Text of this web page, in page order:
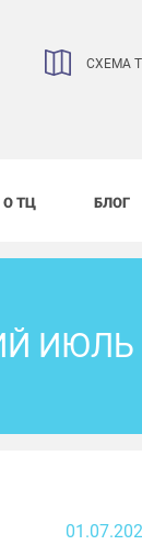
СХЕМА
О ТЦ БЛОГ
ИЮЛЬ